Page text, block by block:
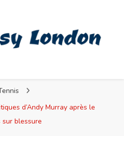
d’Andy Murray après le
blessure